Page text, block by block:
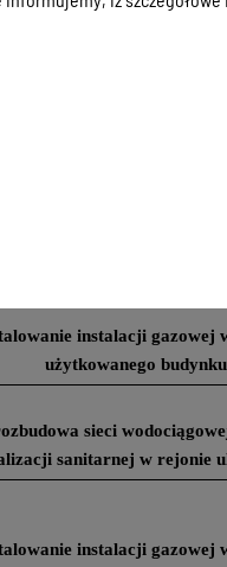
instalacji gazowej
użytkowanego budynku
sieci
sanitarnej w rejonie
instalacji gazowej